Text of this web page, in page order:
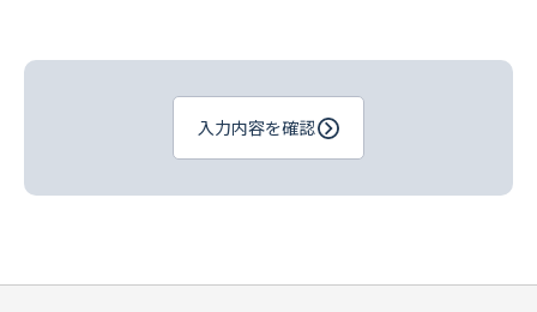
入力内容を確認